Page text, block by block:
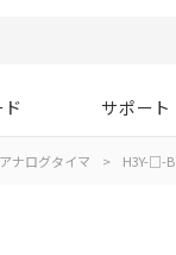
サポート
アナログタイマ > H3Y-□-B